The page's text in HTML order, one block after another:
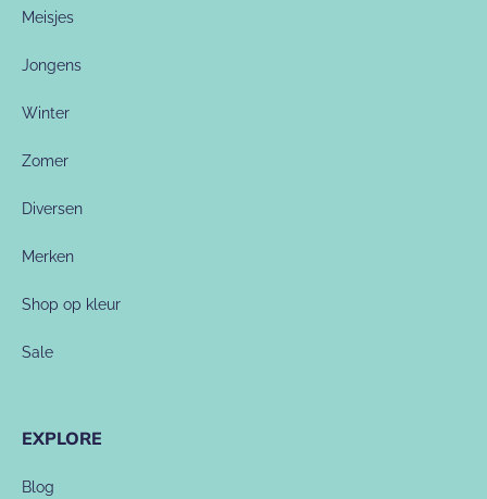
Meisjes
Jongens
Winter
Zomer
Diversen
Merken
Shop op kleur
Sale
EXPLORE
Blog